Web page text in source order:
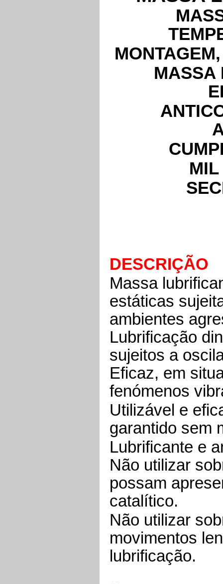
MASSA
MIL
Massa
estáticas
ambientes
Lubrificação
sujeitos a
Eficaz, em
fenómenos
Utilizável e
garantido sem
Lubrificante e
Não utilizar
possam
catalítico.
Não utilizar
movimentos
lubrificação.